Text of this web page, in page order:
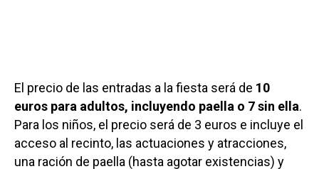
El precio de las entradas a la fiesta será de 10
euros para adultos, incluyendo paella o 7 sin ella.
Para los niños, el precio será de 3 euros e incluye el
acceso al recinto, las actuaciones y atracciones,
una ración de paella (hasta agotar existencias) y